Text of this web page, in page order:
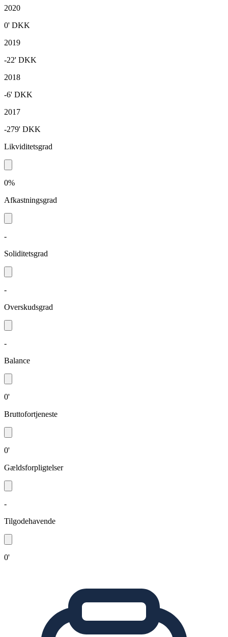
2020
0' DKK
2019
-22' DKK
2018
-6' DKK
2017
-279' DKK
Likviditetsgrad
0%
Afkastningsgrad
-
Soliditetsgrad
-
Overskudsgrad
-
Balance
0'
Bruttofortjeneste
0'
Gældsforpligtelser
-
Tilgodehavende
0'